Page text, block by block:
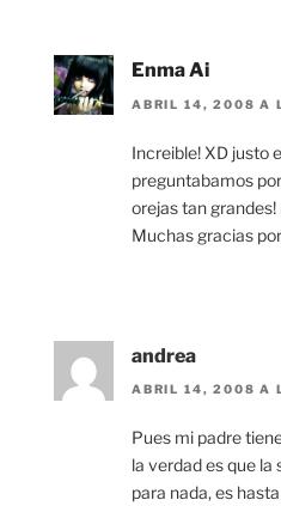
Enma Ai
ABRIL 14, 2008 A
Increible! XD justo
preguntabamos
orejas tan grandes!
Muchas gracias
andrea
ABRIL 14, 2008 A
Pues mi padre
la verdad es que la
para nada, es